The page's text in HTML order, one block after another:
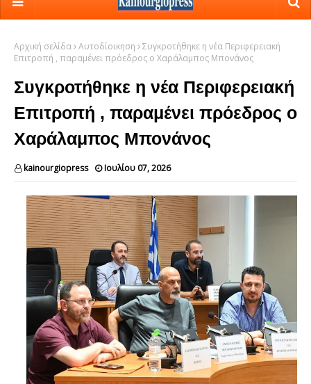
Αρχική σελίδα Αυτοδίοικηση
Συγκροτήθηκε η νέα Περιφερειακή
Επιτροπή , παραμένει πρόεδρος ο Χαράλαμπος Μπονάνος
Συγκροτήθηκε η νέα Περιφερειακή
Επιτροπή , παραμένει πρόεδρος ο
Χαράλαμπος Μπονάνος
kainourgiopress Ιουλίου 07, 2026